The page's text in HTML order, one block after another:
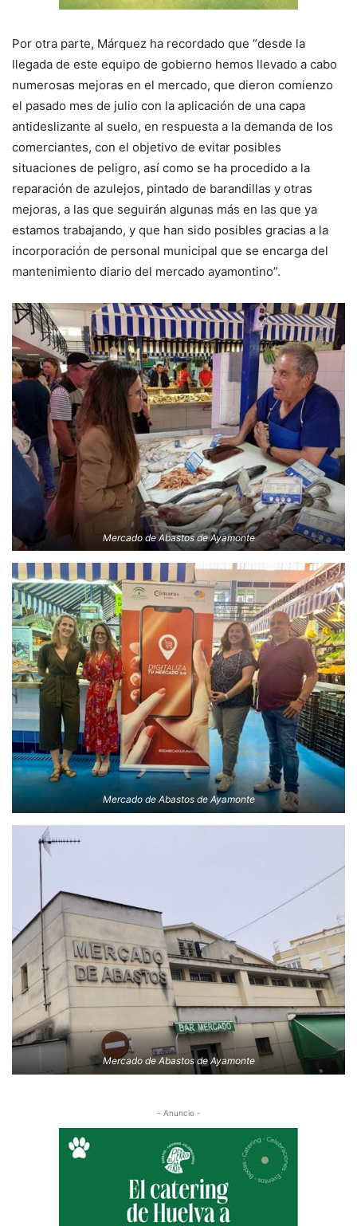
Por otra parte, Márquez ha recordado que “desde la
llegada de este equipo de gobierno hemos llevado a cabo
numerosas mejoras en el mercado, que dieron comienzo
el pasado mes de julio con la aplicación de una capa
antideslizante al suelo, en respuesta a la demanda de los
comerciantes, con el objetivo de evitar posibles
situaciones de peligro, así como se ha procedido a la
reparación de azulejos, pintado de barandillas y otras
mejoras, a las que seguirán algunas más en las que ya
estamos trabajando, y que han sido posibles gracias a la
incorporación de personal municipal que se encarga del
mantenimiento diario del mercado ayamontino”.
Mercado de Abastos de Ayamonte
Mercado de Abastos de Ayamonte
Mercado de Abastos de Ayamonte
- Anuncio -